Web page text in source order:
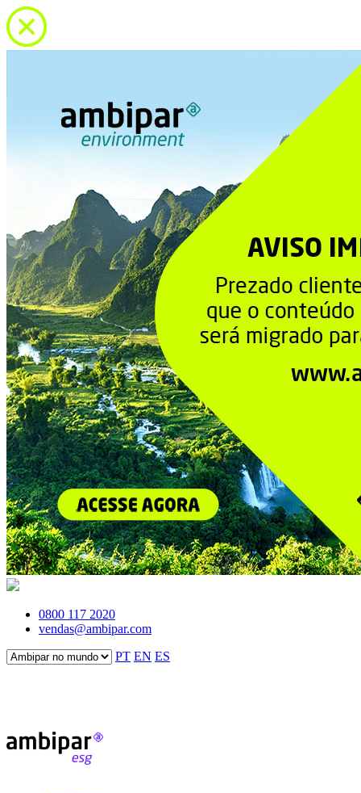
0800 117 2020
vendas@ambipar.com
PT EN ES